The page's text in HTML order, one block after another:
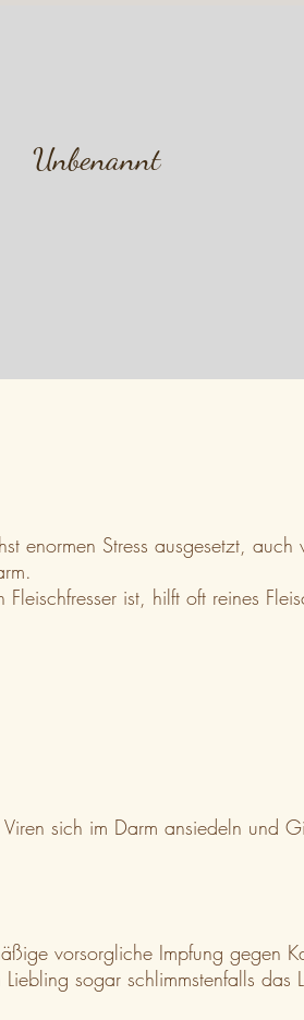
Unbenannt
Stress ausgesetzt,
ist, hilft oft reines
sich im Darm ansiedeln und
vorsorgliche Impfung gegen
sogar schlimmstenfalls